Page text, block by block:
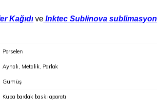
Kağıdı ve Inktec Sublinova sublimasyon
Porselen
Aynalı, Metalik, Parlak
Gümüş
Kupa bardak baskı aparatı